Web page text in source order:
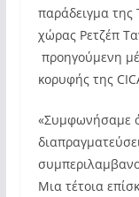
παράδειγμα της
χώρας Ρετζέπ
προηγούμενη
κορυφής της
«Συμφωνήσαμε
Μια τέτοια